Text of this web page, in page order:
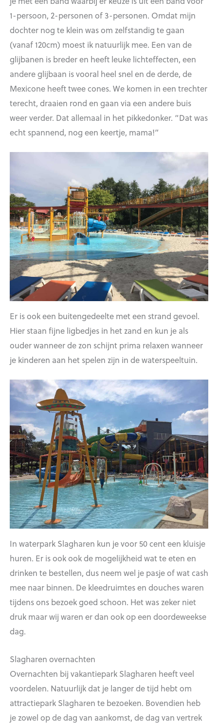
1-persoon, 2-personen of 3-personen. Omdat mijn
dochter nog te klein was om zelfstandig te gaan
(vanaf 120cm) moest ik natuurlijk mee. Een van de
glijbanen is breder en heeft leuke lichteffecten, een
andere glijbaan is vooral heel snel en de derde, de
Mexicone heeft twee cones. We komen in een trechter
terecht, draaien rond en gaan via een andere buis
weer verder. Dat allemaal in het pikkedonker. “Dat was
echt spannend, nog een keertje, mama!”
Er is ook een buitengedeelte met een strand gevoel.
Hier staan fijne ligbedjes in het zand en kun je als
ouder wanneer de zon schijnt prima relaxen wanneer
je kinderen aan het spelen zijn in de waterspeeltuin.
In waterpark Slagharen kun je voor 50 cent een kluisje
huren. Er is ook ook de mogelijkheid wat te eten en
drinken te bestellen, dus neem wel je pasje of wat cash
mee naar binnen. De kleedruimtes en douches waren
tijdens ons bezoek goed schoon. Het was zeker niet
druk maar wij waren er dan ook op een doordeweekse
dag.
Slagharen overnachten
Overnachten bij vakantiepark Slagharen heeft veel
voordelen. Natuurlijk dat je langer de tijd hebt om
attractiepark Slagharen te bezoeken. Bovendien heb
je zowel op de dag van aankomst, de dag van vertrek